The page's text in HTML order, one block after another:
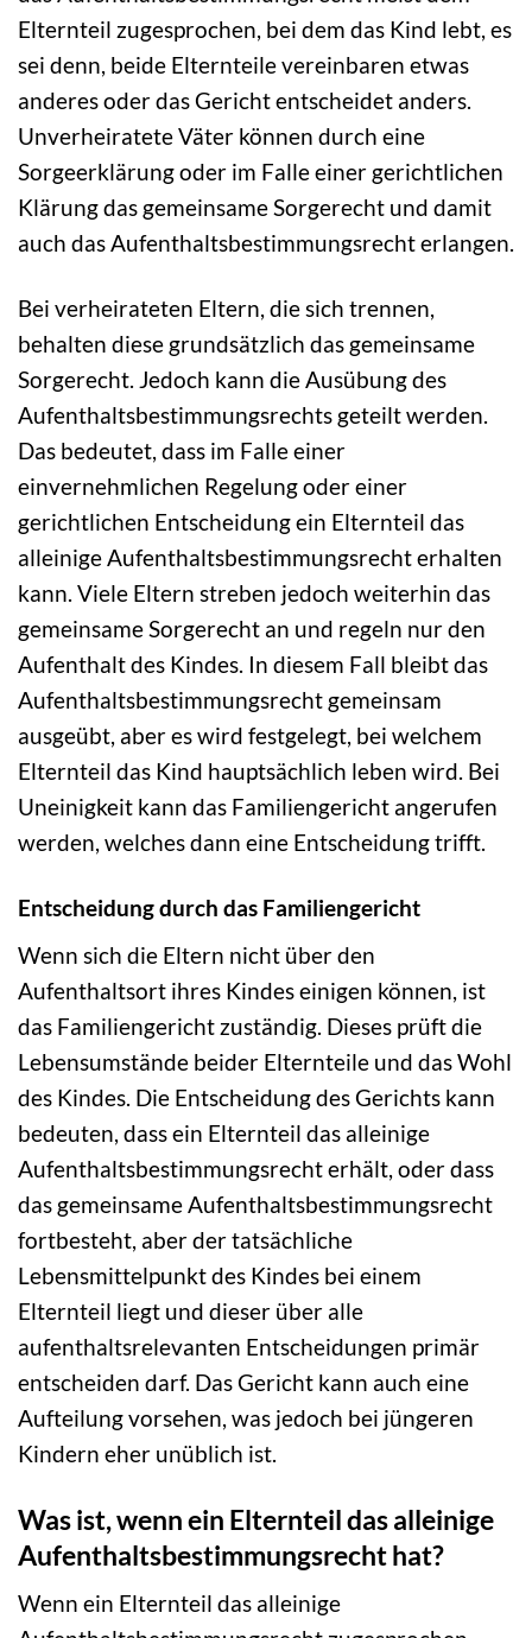
Elternteil zugesprochen, bei dem das Kind lebt, es
sei denn, beide Elternteile vereinbaren etwas
anderes oder das Gericht entscheidet anders.
Unverheiratete Väter können durch eine
Sorgeerklärung oder im Falle einer gerichtlichen
Klärung das gemeinsame Sorgerecht und damit
auch das Aufenthaltsbestimmungsrecht erlangen.
Bei verheirateten Eltern, die sich trennen,
behalten diese grundsätzlich das gemeinsame
Sorgerecht. Jedoch kann die Ausübung des
Aufenthaltsbestimmungsrechts geteilt werden.
Das bedeutet, dass im Falle einer
einvernehmlichen Regelung oder einer
gerichtlichen Entscheidung ein Elternteil das
alleinige Aufenthaltsbestimmungsrecht erhalten
kann. Viele Eltern streben jedoch weiterhin das
gemeinsame Sorgerecht an und regeln nur den
Aufenthalt des Kindes. In diesem Fall bleibt das
Aufenthaltsbestimmungsrecht gemeinsam
ausgeübt, aber es wird festgelegt, bei welchem
Elternteil das Kind hauptsächlich leben wird. Bei
Uneinigkeit kann das Familiengericht angerufen
werden, welches dann eine Entscheidung trifft.
Entscheidung durch das Familiengericht
Wenn sich die Eltern nicht über den
Aufenthaltsort ihres Kindes einigen können, ist
das Familiengericht zuständig. Dieses prüft die
Lebensumstände beider Elternteile und das Wohl
des Kindes. Die Entscheidung des Gerichts kann
bedeuten, dass ein Elternteil das alleinige
Aufenthaltsbestimmungsrecht erhält, oder dass
das gemeinsame Aufenthaltsbestimmungsrecht
fortbesteht, aber der tatsächliche
Lebensmittelpunkt des Kindes bei einem
Elternteil liegt und dieser über alle
aufenthaltsrelevanten Entscheidungen primär
entscheiden darf. Das Gericht kann auch eine
Aufteilung vorsehen, was jedoch bei jüngeren
Kindern eher unüblich ist.
Was ist, wenn ein Elternteil das alleinige
Aufenthaltsbestimmungsrecht hat?
Wenn ein Elternteil das alleinige